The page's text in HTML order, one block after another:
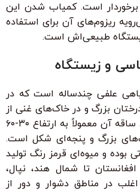
برخوردار است. کمیاب شدن این
ریزوم‌های آن برای استفاده
طبیعی‌اش است.
علفی چندساله است که در
درختان بزرگ و در خاک‌های غنی از
هوموس و مرطوب رشد می‌کند. ساقه آن معمولاً به ارتفاع ۳۰-۶۰
بزرگ و پنجه‌ای شکل است.
و میوه‌ای قرمز رنگ تولید
تا شمال هند، نپال،
در مناطق دشوار و دور از